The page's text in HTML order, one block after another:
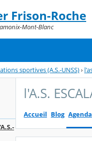
Frison-Roche
Mont-Blanc
sportives (A.S.-UNSS)›
l'A.S.
Accueil Blog Agenda